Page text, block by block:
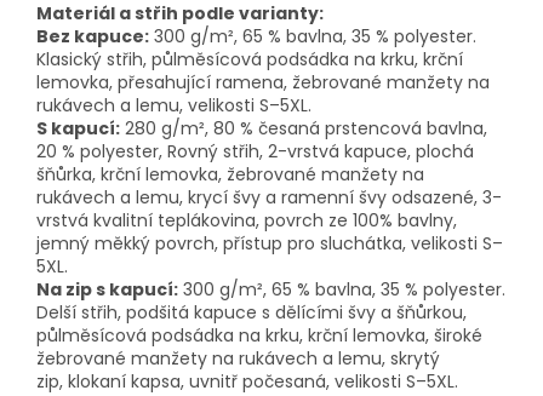
Materiál a střih podle varianty:
Bez kapuce: 300 g/m², 65 % bavlna, 35 % polyester.
Klasický střih, půlměsícová podsádka na krku, krční
lemovka, přesahující ramena, žebrované manžety na
rukávech a lemu, velikosti S–5XL.
S kapucí: 280 g/m², 80 % česaná prstencová bavlna,
20 % polyester, Rovný střih, 2-vrstvá kapuce, plochá
šňůrka, krční lemovka, žebrované manžety na
rukávech a lemu, krycí švy a ramenní švy odsazené, 3-
vrstvá kvalitní teplákovina, povrch ze 100% bavlny,
jemný měkký povrch, přístup pro sluchátka, velikosti S–
5XL.
Na zip s kapucí: 300 g/m², 65 % bavlna, 35 % polyester.
Delší střih, podšitá kapuce s dělícími švy a šňůrkou,
půlměsícová podsádka na krku, krční lemovka, široké
žebrované manžety na rukávech a lemu, skrytý
zip, klokaní kapsa, uvnitř počesaná, velikosti S–5XL.